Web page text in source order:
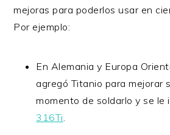
mejoras para poderlos usar en
Por ejemplo:
En Alemania y Europa
agregó Titanio para mejorar
momento de soldarlo y se le
316Ti